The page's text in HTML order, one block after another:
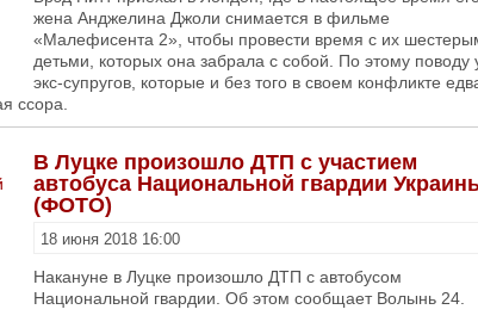
жена Анджелина Джоли снимается в фильме
«Малефисента 2», чтобы провести время с их
детьми, которых она забрала с собой. По этому поводу
экс-супругов, которые и без того в своем конфликте
ссора.
В Луцке произошло ДТП с участием
автобуса Национальной гвардии
(ФОТО)
18 июня 2018 16:00
Накануне в Луцке произошло ДТП с автобусом
Национальной гвардии. Об этом сообщает Волынь 24.